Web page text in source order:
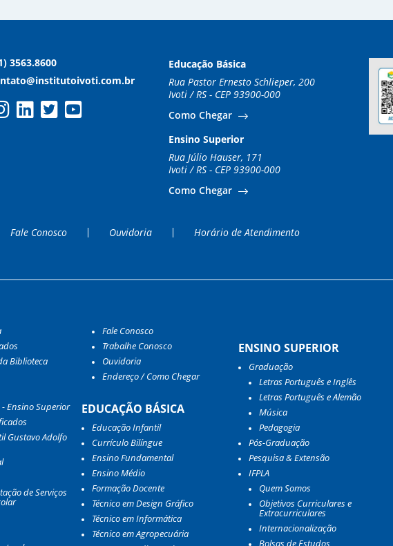
3563.8600
Educação Básica
Rua Pastor Ernesto Schlieper, 200
Ivoti / RS - CEP 93900-000
Como Chegar
Ensino Superior
Rua Júlio Hauser, 171
Ivoti / RS - CEP 93900-000
Como Chegar
Fale Conosco Ouvidoria Horário de Atendimento
Biblioteca
Ensino Superior
Gustavo Adolfo
de Serviços
Fale Conosco
Trabalhe Conosco
Ouvidoria
Endereço / Como Chegar
EDUCAÇÃO BÁSICA
Educação Infantil
Currículo Bilíngue
Ensino Fundamental
Ensino Médio
Formação Docente
Técnico em Design Gráfico
Técnico em Informática
Técnico em Agropecuária
ENSINO SUPERIOR
Graduação
Letras Português e Inglês
Letras Português e Alemão
Música
Pedagogia
Pós-Graduação
Pesquisa & Extensão
IFPLA
Quem Somos
Objetivos Curriculares e
Extracurriculares
Internacionalização
Bolsas de Estudos